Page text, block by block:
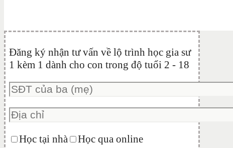
Đăng ký nhận tư vấn về lộ trình học gia sư
1 kèm 1 dành cho con trong độ tuổi 2 - 18
Học tại nhà Học qua online